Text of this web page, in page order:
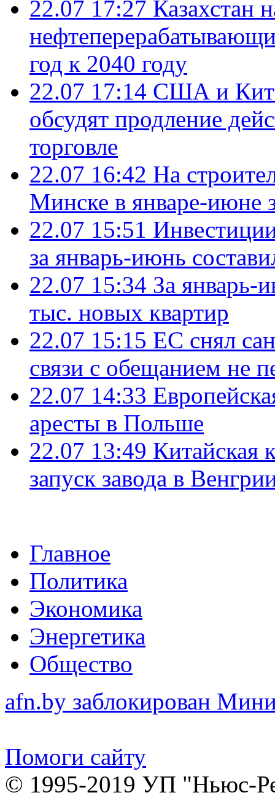
22.07 17:27 Казахстан
год к 2040 году
22.07 17:14 США и
обсудят продление
торговле
22.07 16:42 На
Минске в январе-июне
22.07 15:51
за январь-июнь
22.07 15:34 За январь-
тыс. новых квартир
22.07 15:15 ЕС снял
связи с обещанием не
22.07 14:33
аресты в Польше
22.07 13:49 Китайская
запуск завода в
Главное
Политика
Экономика
Энергетика
Общество
afn.by заблокирован
Помоги сайту
© 1995-2019 УП "Ньюс-